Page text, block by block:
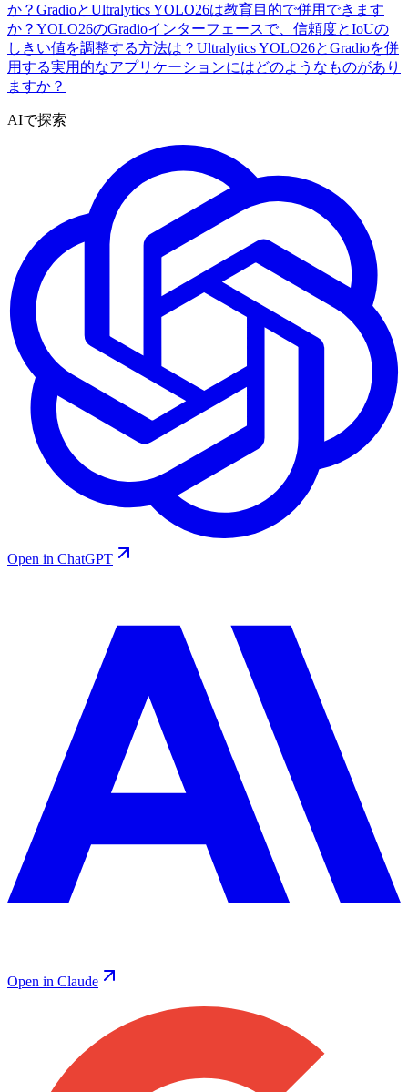
か？ GradioとUltralytics YOLO26は教育目的で併用できます
か？ YOLO26のGradioインターフェースで、信頼度とIoUの
しきい値を調整する方法は？ Ultralytics YOLO26とGradioを併
用する実用的なアプリケーションにはどのようなものがあり
ますか？
AIで探索
Open in ChatGPT
Open in Claude